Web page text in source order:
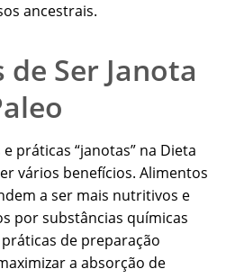
ancestrais.
Ser Janota
práticas “janotas” na Dieta
vários benefícios. Alimentos
a ser mais nutritivos e
por substâncias químicas
de preparação
a absorção de